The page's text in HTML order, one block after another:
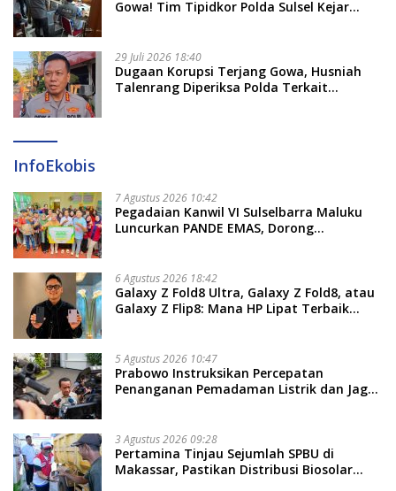
Gowa! Tim Tipidkor Polda Sulsel Kejar
29 Juli 2026 18:40
Dugaan Korupsi Terjang Gowa, Husniah
Talenrang Diperiksa Polda Terkait
InfoEkobis
7 Agustus 2026 10:42
Pegadaian Kanwil VI Sulselbarra Maluku
Luncurkan PANDE EMAS, Dorong
6 Agustus 2026 18:42
Galaxy Z Fold8 Ultra, Galaxy Z Fold8, atau
Galaxy Z Flip8: Mana HP Lipat Terbaik
5 Agustus 2026 10:47
Prabowo Instruksikan Percepatan
Penanganan Pemadaman Listrik dan Jaga
3 Agustus 2026 09:28
Pertamina Tinjau Sejumlah SPBU di
Makassar, Pastikan Distribusi Biosolar